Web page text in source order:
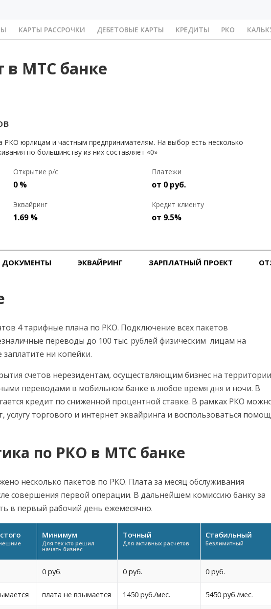
КАРТЫ РАССРОЧКИ ДЕБЕТОВЫЕ КАРТЫ КРЕДИТЫ РКО
в МТС банке
РКО юрлицам и частным предпринимателям. На выбор есть несколько
по большинству из них составляет «0»
Открытие р/с
0 %
Платежи
от 0 руб.
Эквайринг
1.69 %
Кредит клиенту
от 9.5%
ДОКУМЕНТЫ ЭКВАЙРИНГ ЗАРПЛАТНЫЙ ПРОЕКТ
4 тарифные плана по РКО. Подключение всех пакетов
переводы до 100 тыс. рублей физическим лицам на
ни копейки.
счетов нерезидентам, осуществляющим бизнес на
переводами в мобильном банке в любое время дня и ночи. В
кредит по сниженной процентной ставке. В рамках РКО
торгового и интернет эквайринга и воспользоваться
по РКО в МТС банке
несколько пакетов по РКО. Плата за месяц обслуживания
совершения первой операции. В дальнейшем комиссию банку за
в первый рабочий день ежемесячно.
Минимум
Для тех кто решил
начать бизнес
Точный
Для активных расчетов
Стабильный
Безлимитный
0 руб. 0 руб. 0 руб.
плата не взымается 1450 руб./мес. 5450 руб./мес.